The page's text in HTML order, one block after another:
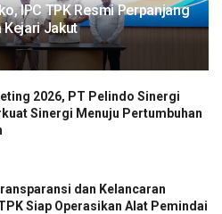
IPC TPK Resmi Perpanjang
Kejari Jakut
2026, PT Pelindo Sinergi
Sinergi Menuju Pertumbuhan
dan Kelancaran
Siap Operasikan Alat Pemindai